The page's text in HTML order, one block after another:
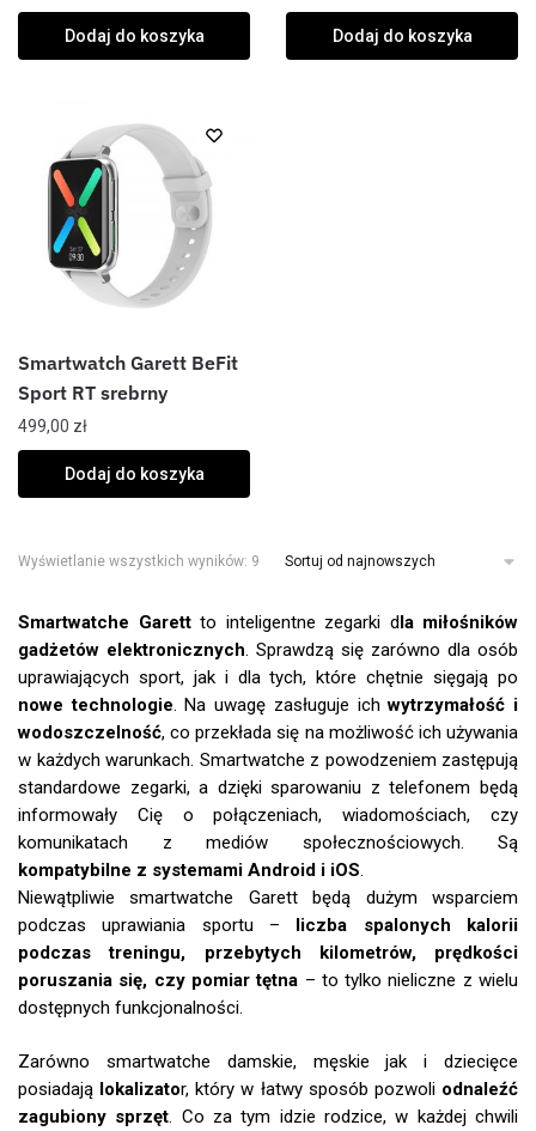
Dodaj do koszyka Dodaj do koszyka
Smartwatch Garett BeFit
Sport RT srebrny
499,00 zł
Dodaj do koszyka
Wyświetlanie wszystkich wyników: 9
Smartwatche Garettto inteligentne zegarki d la miłośników
gadżetów elektronicznych. Sprawdzą się zarówno dla osób
uprawiających sport, jak i dla tych, które chętnie sięgają po
nowe technologie. Na uwagę zasługuje ichwytrzymałość i
wodoszczelność, co przekłada się na możliwość ich używania
w każdych warunkach. Smartwatche z powodzeniem zastępują
standardowe zegarki, a dzięki sparowaniu z telefonem będą
informowały Cię o połączeniach, wiadomościach, czy
komunikatach z mediów społecznościowych. Są
kompatybilne z systemami Android i iOS.
Niewątpliwie smartwatche Garett będą dużym wsparciem
podczas uprawiania sportu –
liczba spalonych kalorii
podczas treningu, przebytych kilometrów, prędkości
poruszania się, czy pomiar tętna – to tylko nieliczne z wielu
dostępnych funkcjonalności.
Zarówno smartwatche damskie, męskie jak i dziecięce
posiadają lokalizator, który w łatwy sposób pozwoli odnaleźć
zagubiony sprzęt. Co za tym idzie rodzice, w każdej chwili